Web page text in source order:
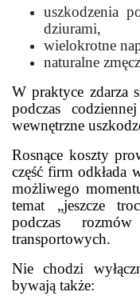
uszkodzenia
dziurami,
wielokrotne
naturalne
W praktyce zdarza
podczas
wewnętrzne
Rosnące koszty
część firm odkłada
możliwego
temat „jeszcze
podczas
transportowych.
Nie chodzi
bywają także: